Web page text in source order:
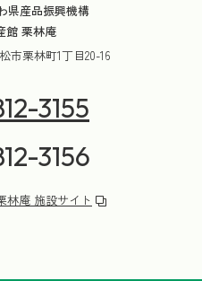
県産品振興機構
館 栗林庵
市栗林町1丁目20-16
3155
3156
林庵 施設サイト